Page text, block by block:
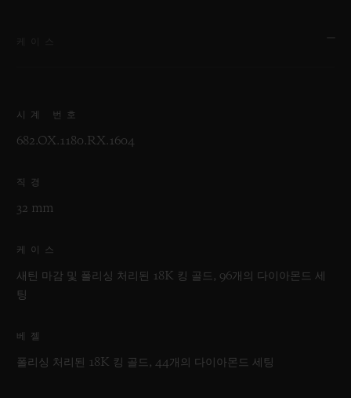
시계 번호
682.OX.1180.RX.1604
직경
32 mm
케이스
새틴 마감 및 폴리싱 처리된 18K 킹 골드, 96개의 다이아몬드 세
팅
베젤
폴리싱 처리된 18K 킹 골드, 44개의 다이아몬드 세팅